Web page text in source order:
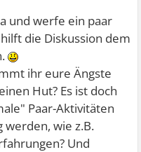
und werfe ein paar
die Diskussion dem
ihr eure Ängste
Hut? Es ist doch
Paar-Aktivitäten
wie z.B.
Und